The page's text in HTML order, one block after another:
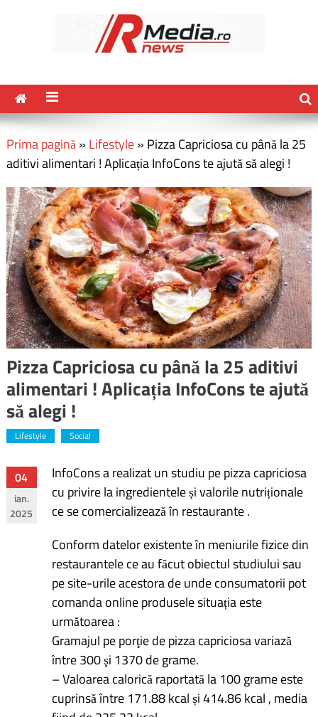
Prima pagină» Lifestyle» Pizza Capriciosa cu până la 25
aditivi alimentari ! Aplicația InfoCons te ajută să alegi !
Pizza Capriciosa cu până la 25 aditivi
alimentari ! Aplicația InfoCons te ajută
să alegi !
Lifestyle Social
04
ian.
2025
InfoCons a realizat un studiu pe pizza capriciosa
cu privire la ingredientele și valorile nutriționale
ce se comercializează în restaurante .
Conform datelor existente în meniurile fizice din
restaurantele ce au făcut obiectul studiului sau
pe site-urile acestora de unde consumatorii pot
comanda online produsele situația este
următoarea :
Gramajul pe porţie de pizza capriciosa variază
între 300 şi 1370 de grame.
– Valoarea calorică raportată la 100 grame este
cuprinsă între 171.88 kcal și 414.86 kcal , media
Navigare
în
articole